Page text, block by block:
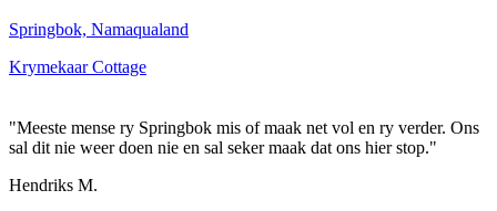
Springbok, Namaqualand
Krymekaar Cottage
"Meeste mense ry Springbok mis of maak net vol en ry verder. Ons
sal dit nie weer doen nie en sal seker maak dat ons hier stop."
Hendriks M.